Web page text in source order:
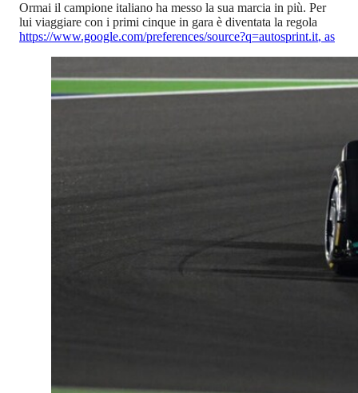
Ormai il campione italiano ha messo la sua marcia in più. Per
lui viaggiare con i primi cinque in gara è diventata la regola
https://www.google.com/preferences/source?q=autosprint.it, as